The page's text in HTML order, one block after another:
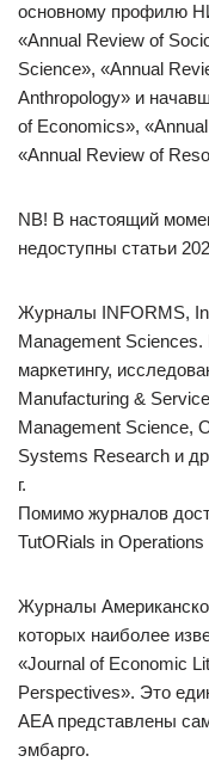
основному профилю
«Annual Review of
Science», «Annual
Anthropology» и
of Economics»,
«Annual Review of
NB! В настоящий
недоступны статьи
Журналы INFORMS,
Management
маркетингу,
Manufacturing &
Management Science,
Systems Research и
г.
Помимо журналов
TutORials in
Журналы
которых наиболее
«Journal of Economic
Perspectives». Это
AEA представлены
эмбарго.